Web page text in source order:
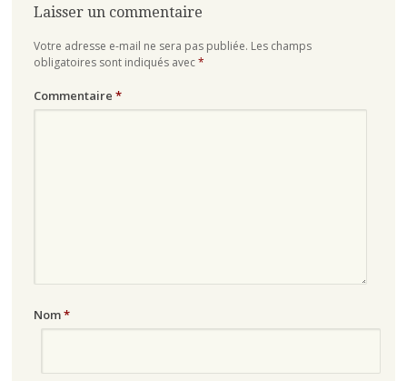
Laisser un commentaire
Votre adresse e-mail ne sera pas publiée. Les champs
obligatoires sont indiqués avec*
Commentaire *
Nom*